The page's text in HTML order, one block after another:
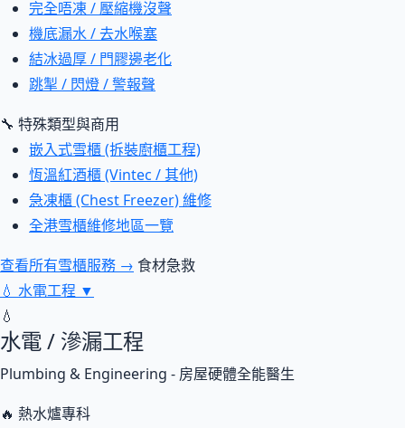
完全唔凍 / 壓縮機沒聲
機底漏水 / 去水喉塞
結冰過厚 / 門膠邊老化
跳掣 / 閃燈 / 警報聲
🔧 特殊類型與商用
嵌入式雪櫃 (拆裝廚櫃工程)
恆溫紅酒櫃 (Vintec / 其他)
急凍櫃 (Chest Freezer) 維修
全港雪櫃維修地區一覽
查看所有雪櫃服務 → 食材急救
💧 水電工程 ▼
💧
水電 / 滲漏工程
Plumbing & Engineering - 房屋硬體全能醫生
🔥 熱水爐專科